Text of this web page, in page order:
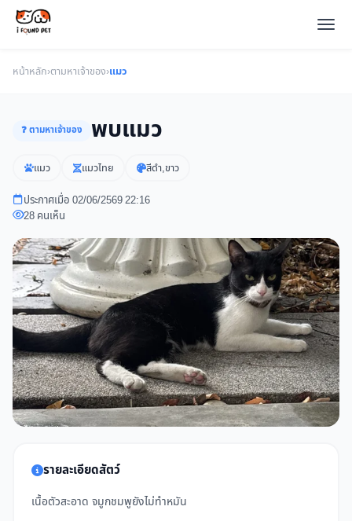
หน้าหลัก›ตามหาเจ้าของ›แมว
❓ ตามหาเจ้าของ พบแมว
แมว แมวไทย สีดำ,ขาว
ประกาศเมื่อ 02/06/2569 22:16
28 คนเห็น
รายละเอียดสัตว์
เนื้อตัวสะอาด จมูกชมพูยังไม่ทำหมัน